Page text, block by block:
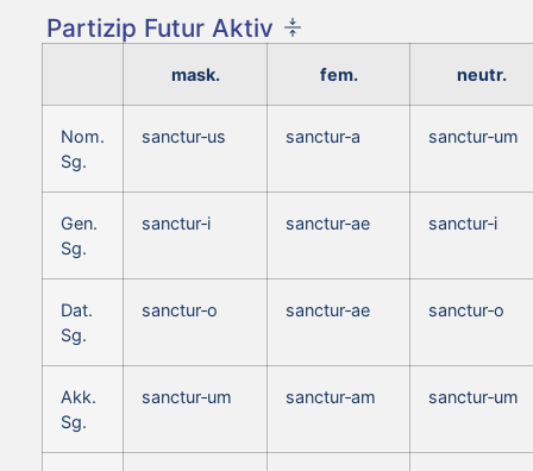
Partizip Futur Aktiv
mask. fem. neutr.
Nom.
Sg.
sanctur‑us sanctur‑a sanctur‑um
Gen.
Sg.
sanctur‑i sanctur‑ae sanctur‑i
Dat.
Sg.
sanctur‑o sanctur‑ae sanctur‑o
Akk.
Sg.
sanctur‑um sanctur‑am sanctur‑um